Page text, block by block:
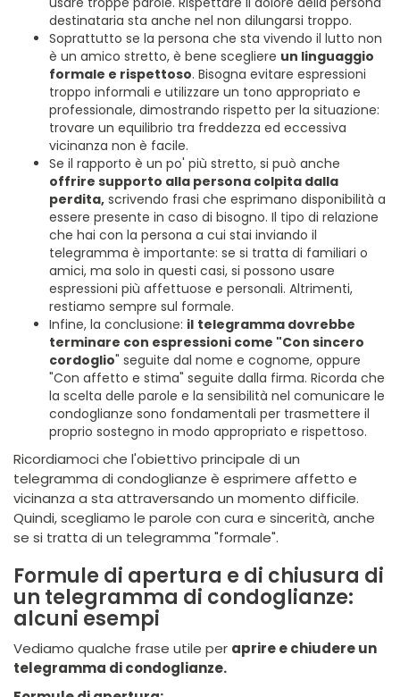
destinataria sta anche nel non dilungarsi troppo.
Soprattutto se la persona che sta vivendo il lutto non
è un amico stretto, è bene scegliere un linguaggio
formale e rispettoso. Bisogna evitare espressioni
troppo informali e utilizzare un tono appropriato e
professionale, dimostrando rispetto per la situazione:
trovare un equilibrio tra freddezza ed eccessiva
vicinanza non è facile.
Se il rapporto è un po' più stretto, si può anche
offrire supporto alla persona colpita dalla
perdita, scrivendo frasi che esprimano disponibilità a
essere presente in caso di bisogno. Il tipo di relazione
che hai con la persona a cui stai inviando il
telegramma è importante: se si tratta di familiari o
amici, ma solo in questi casi, si possono usare
espressioni più affettuose e personali. Altrimenti,
restiamo sempre sul formale.
Infine, la conclusione: il telegramma dovrebbe
terminare con espressioni come "Con sincero
cordoglio" seguite dal nome e cognome, oppure
"Con affetto e stima" seguite dalla firma. Ricorda che
la scelta delle parole e la sensibilità nel comunicare le
condoglianze sono fondamentali per trasmettere il
proprio sostegno in modo appropriato e rispettoso.
Ricordiamoci che l'obiettivo principale di un
telegramma di condoglianze è esprimere affetto e
vicinanza a sta attraversando un momento difficile.
Quindi, scegliamo le parole con cura e sincerità, anche
se si tratta di un telegramma "formale".
Formule di apertura e di chiusura di
un telegramma di condoglianze:
alcuni esempi
Vediamo qualche frase utile per aprire e chiudere un
telegramma di condoglianze.